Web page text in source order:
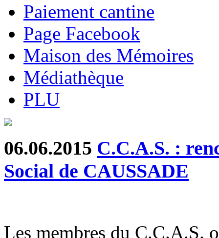
Paiement cantine
Page Facebook
Maison des Mémoires
Médiathèque
PLU
06.06.2015 C.C.A.S. :
Social de CAUSSADE
Les membres du C.C.A.S.